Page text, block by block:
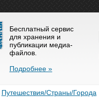
Бесплатный сервис
для хранения и
публикации медиа-
файлов.
Подробнее »
Путешествия/Cтраны/Города